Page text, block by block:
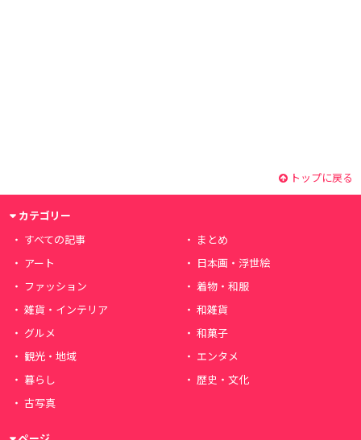
トップに戻る
カテゴリー
すべての記事
まとめ
アート
日本画・浮世絵
ファッション
着物・和服
雑貨・インテリア
和雑貨
グルメ
和菓子
観光・地域
エンタメ
暮らし
歴史・文化
古写真